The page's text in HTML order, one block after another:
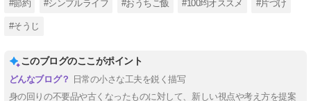
#節約 #シンプルライフ #おうちご飯 #100均オススメ #片づけ
#そうじ
このブログのここがポイント
日常の小さな工夫を鋭く描写
身の回りの不要品や古くなったものに対して、新しい視点や考え方を提案